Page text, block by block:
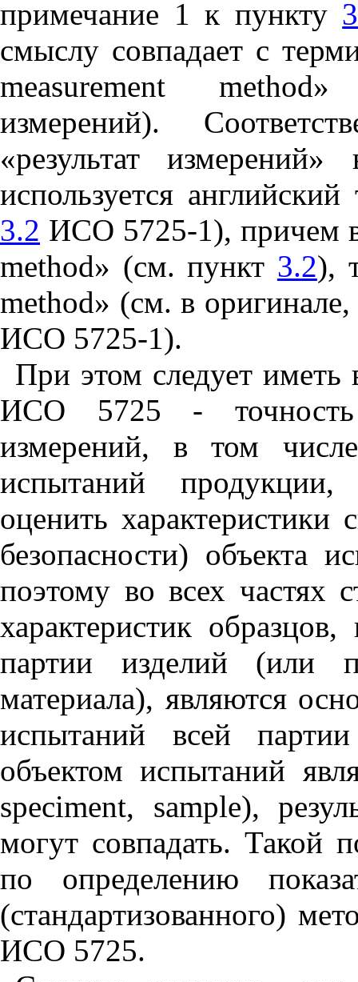
примечание 1 к пункту
смыслу совпадает с
measurement
method»
измерений).
«результат
используется
3.2 ИСО 5725-1), причем в
method» (см. пункт 3.2),
method» (см. в
ИСО 5725-1).
При этом следует иметь
ИСО 5725 - точность
измерений, в том
испытаний продукции,
оценить характеристики
безопасности) объекта
поэтому во всех частях
характеристик
партии изделий (или
материала), являются
испытаний всей
объектом испытаний
speciment, sample),
могут совпадать. Такой
по определению
(стандартизованного)
ИСО 5725.